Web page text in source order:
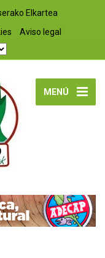
Elkartea
Aviso legal
MENÚ